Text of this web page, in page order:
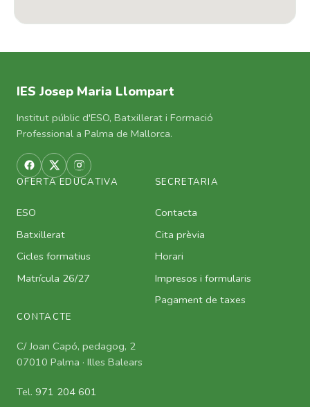
IES Josep Maria Llompart
Institut públic d'ESO, Batxillerat i Formació
Professional a Palma de Mallorca.
OFERTA EDUCATIVA
ESO
Batxillerat
Cicles formatius
Matrícula 26/27
SECRETARIA
Contacta
Cita prèvia
Horari
Impresos i formularis
Pagament de taxes
CONTACTE
C/ Joan Capó, pedagog, 2
07010 Palma · Illes Balears
Tel. 971 204 601